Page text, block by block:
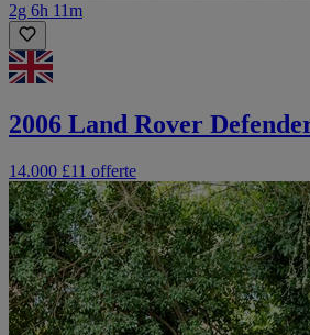
2g 6h 11m
2006 Land Rover
14.000 £11 offerte